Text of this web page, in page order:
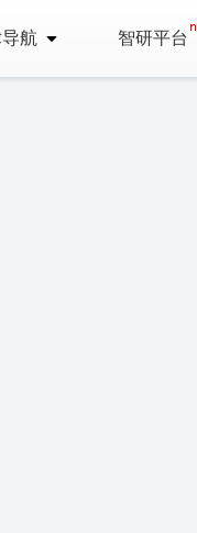
航 智研平台